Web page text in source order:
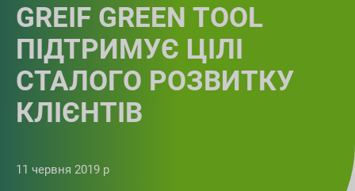
GREIF GREEN TOOL
ПІДТРИМУЄ ЦІЛІ
СТАЛОГО РОЗВИТКУ
КЛІЄНТІВ
11 червня 2019 р